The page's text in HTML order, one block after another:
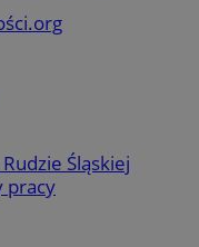
Śląskiej
pracy